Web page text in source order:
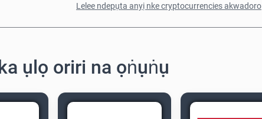
Lelee ndepụta anyị nke cryptocurrencies akwadoro
ụlọ oriri na ọṅụṅụ